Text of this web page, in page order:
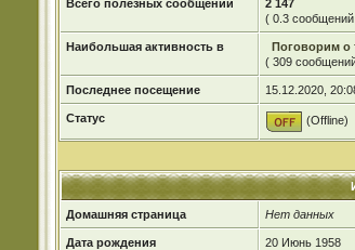
Всего полезных сообщений
2 147
( 0.3
Наибольшая активность в
Поговорим о
( 309
Последнее посещение 15.12.2020,
Статус (Offline)
Домашняя страница Нет данных
Дата рождения 20 Июнь 1958